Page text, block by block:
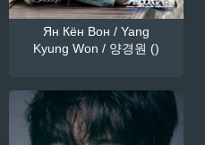
Ян Кён Вон / Yang
Kyung Won / 양경원 ()